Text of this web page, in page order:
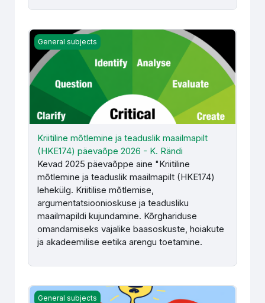
Kriitiline mõtlemine ja teaduslik maailmapilt (HKE174)
General subjects
Kriitiline mõtlemine ja teaduslik maailmapilt
(HKE174) päevaõpe 2026 - K. Rändi
Kevad 2025 päevaõppe aine "Kriitiline
mõtlemine ja teaduslik maailmapilt (HKE174)
lehekülg. Kriitilise mõtlemise,
argumentatsioonioskuse ja teadusliku
maailmapildi kujundamine. Kõrghariduse
omandamiseks vajalike baasoskuste, hoiakute
ja akadeemilise eetika arengu toetamine.
Kriitiline mõtlemine ja teaduslik maailmapilt (HKE174)
General subjects